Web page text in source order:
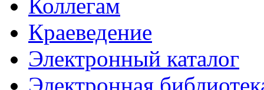
Коллегам
Краеведение
Электронный каталог
Электронная